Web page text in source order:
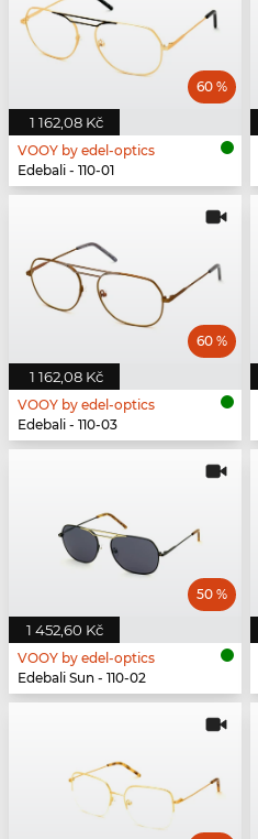
1 162,08 Kč
60 %
VOOY by edel-optics
Edebali - 110-01
1 162,08 Kč
60 %
VOOY by edel-optics
Edebali - 110-03
1 452,60 Kč
50 %
VOOY by edel-optics
Edebali Sun - 110-02